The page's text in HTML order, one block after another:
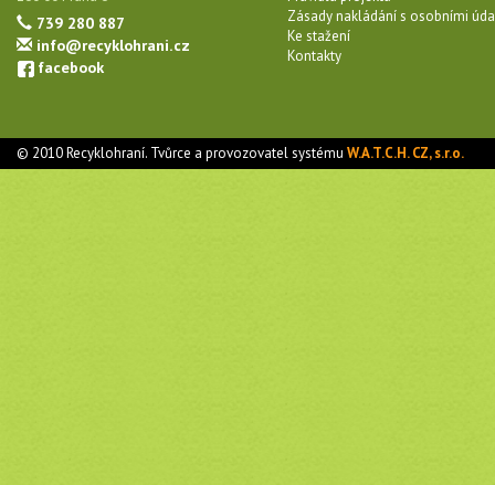
739 280 887
info@recyklohrani.cz
facebook
Zásady nakládání s osobními
Ke stažení
Kontakty
© 2010 Recyklohraní. Tvůrce a provozovatel systémuW.A.T.C.H. CZ, s.r.o.